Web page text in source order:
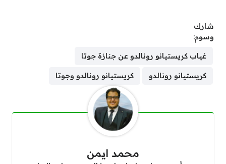
شارك
وسوم:
غياب كريستيانو رونالدو عن جنازة جوتا
كريستيانو رونالدو كريستيانو رونالدو وجوتا
محمد ايمن